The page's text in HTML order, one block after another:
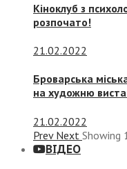
Кіноклуб з
розпочато!
21.02.2022
Броварська
на художню
21.02.2022
Prev Next Showing 1
ВІДЕО